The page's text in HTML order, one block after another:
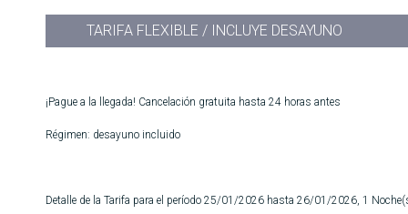
TARIFA FLEXIBLE / INCLUYE DESAYUNO
¡Pague a la llegada! Cancelación gratuita hasta 24 horas antes
Régimen: desayuno incluido
Detalle de la Tarifa para el período 25/01/2026 hasta 26/01/2026, 1